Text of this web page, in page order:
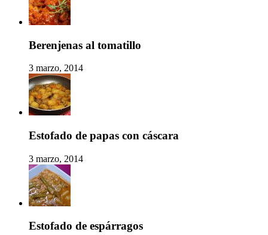
Berenjenas al tomatillo
3 marzo, 2014
Estofado de papas con cáscara
3 marzo, 2014
Estofado de espárragos